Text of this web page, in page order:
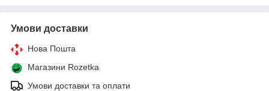
Умови доставки
Нова Пошта
Магазини Rozetka
Умови доставки та оплати